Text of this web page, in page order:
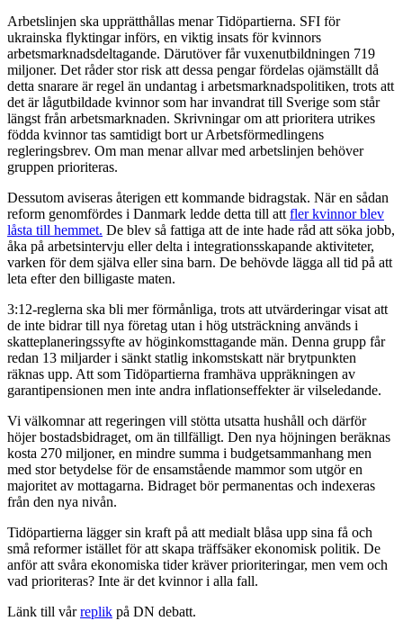
Arbetslinjen ska upprätthållas menar Tidöpartierna. SFI för
ukrainska flyktingar införs, en viktig insats för kvinnors
arbetsmarknadsdeltagande. Därutöver får vuxenutbildningen 719
miljoner. Det råder stor risk att dessa pengar fördelas ojämställt då
detta snarare är regel än undantag i arbetsmarknadspolitiken, trots att
det är lågutbildade kvinnor som har invandrat till Sverige som står
längst från arbetsmarknaden. Skrivningar om att prioritera utrikes
födda kvinnor tas samtidigt bort ur Arbetsförmedlingens
regleringsbrev. Om man menar allvar med arbetslinjen behöver
gruppen prioriteras.
Dessutom aviseras återigen ett kommande bidragstak. När en sådan
reform genomfördes i Danmark ledde detta till att fler kvinnor blev
låsta till hemmet. De blev så fattiga att de inte hade råd att söka jobb,
åka på arbetsintervju eller delta i integrationsskapande aktiviteter,
varken för dem själva eller sina barn. De behövde lägga all tid på att
leta efter den billigaste maten.
3:12-reglerna ska bli mer förmånliga, trots att utvärderingar visat att
de inte bidrar till nya företag utan i hög utsträckning används i
skatteplaneringssyfte av höginkomsttagande män. Denna grupp får
redan 13 miljarder i sänkt statlig inkomstskatt när brytpunkten
räknas upp. Att som Tidöpartierna framhäva uppräkningen av
garantipensionen men inte andra inflationseffekter är vilseledande.
Vi välkomnar att regeringen vill stötta utsatta hushåll och därför
höjer bostadsbidraget, om än tillfälligt. Den nya höjningen beräknas
kosta 270 miljoner, en mindre summa i budgetsammanhang men
med stor betydelse för de ensamstående mammor som utgör en
majoritet av mottagarna. Bidraget bör permanentas och indexeras
från den nya nivån.
Tidöpartierna lägger sin kraft på att medialt blåsa upp sina få och
små reformer istället för att skapa träffsäker ekonomisk politik. De
anför att svåra ekonomiska tider kräver prioriteringar, men vem och
vad prioriteras? Inte är det kvinnor i alla fall.
Länk till vårreplik på DN debatt.